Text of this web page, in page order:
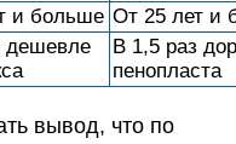
и больше От 25 лет и
дешевле
В 1,5 раз
пенопласта
вывод, что по